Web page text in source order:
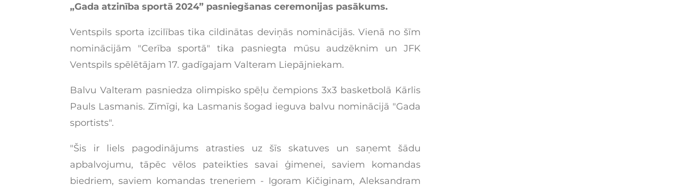
„Gada atzinība sportā 2024” pasniegšanas ceremonijas pasākums.
Ventspils sporta izcilības tika cildinātas deviņās nominācijās. Vienā no šīm
nominācijām "Cerība sportā" tika pasniegta mūsu audzēknim un JFK
Ventspils spēlētājam 17. gadīgajam Valteram Liepājniekam.
Balvu Valteram pasniedza olimpisko spēļu čempions 3x3 basketbolā Kārlis
Pauls Lasmanis. Zīmīgi, ka Lasmanis šogad ieguva balvu nominācijā "Gada
sportists".
"Šis ir liels pagodinājums atrasties uz šīs skatuves un saņemt šādu
apbalvojumu, tāpēc vēlos pateikties savai ģimenei, saviem komandas
biedriem, saviem komandas treneriem - Igoram Kičiginam, Aleksandram